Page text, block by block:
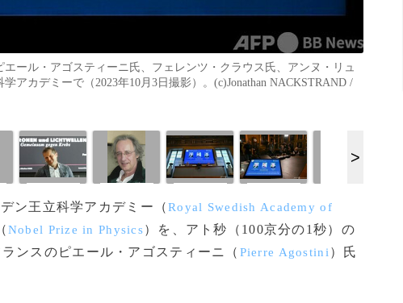
ール・アゴスティーニ氏、フェレンツ・クラウス氏、アンヌ・リュ
アカデミーで（2023年10月3日撮影）。(c)Jonathan NACKSTRAND /
ン王立科学アカデミー（Royal Swedish Academy of
Nobel Prize in Physics）を、アト秒（100京分の1秒）の
ンスのピエール・アゴスティーニ（ Pierre Agostini ）氏